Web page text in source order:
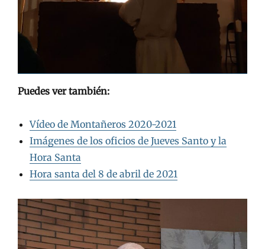
Puedes ver también:
Vídeo de Montañeros 2020-2021
Imágenes de los oficios de Jueves Santo y la
Hora Santa
Hora santa del 8 de abril de 2021